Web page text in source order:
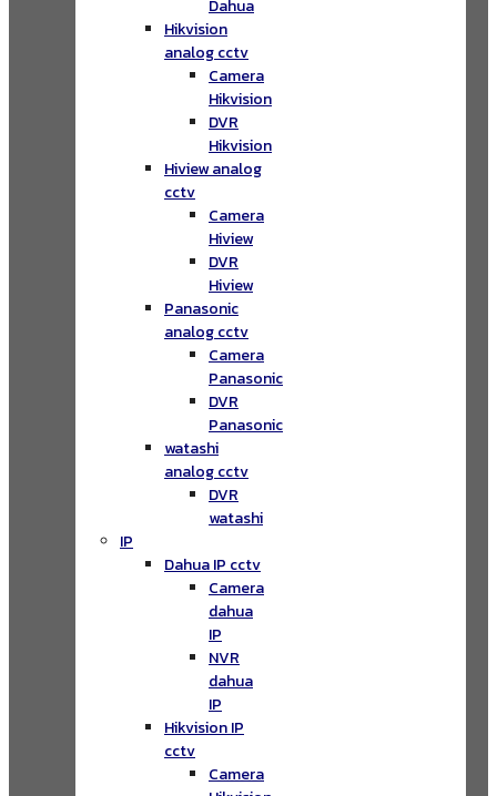
Dahua
Hikvision
analog cctv
Camera
Hikvision
DVR
Hikvision
Hiview analog
cctv
Camera
Hiview
DVR
Hiview
Panasonic
analog cctv
Camera
Panasonic
DVR
Panasonic
watashi
analog cctv
DVR
watashi
IP
Dahua IP cctv
Camera
dahua
IP
NVR
dahua
IP
Hikvision IP
cctv
Camera